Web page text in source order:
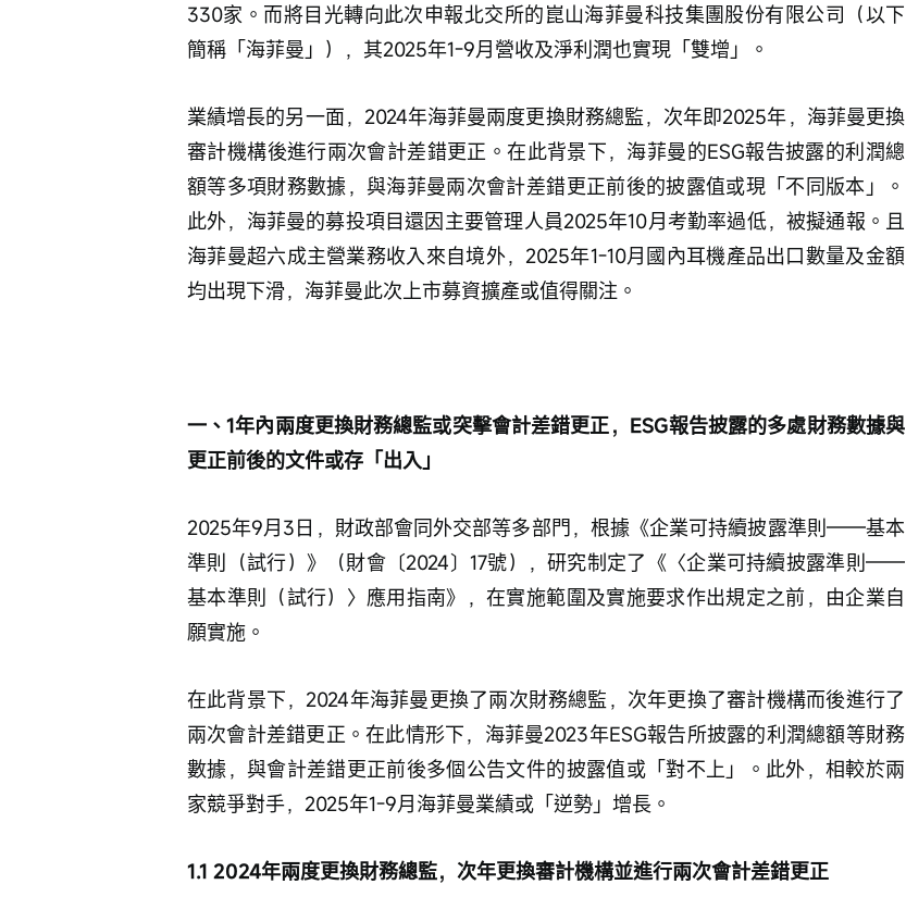
330家。而將目光轉向此次申報北交所的崑山海菲曼科技集團股份有限公司（以下
簡稱「海菲曼」），其2025年1-9月營收及淨利潤也實現「雙增」。
業績增長的另一面，2024年海菲曼兩度更換財務總監，次年即2025年，海菲曼更換
審計機構後進行兩次會計差錯更正。在此背景下，海菲曼的ESG報告披露的利潤總
額等多項財務數據，與海菲曼兩次會計差錯更正前後的披露值或現「不同版本」。
此外，海菲曼的募投項目還因主要管理人員2025年10月考勤率過低，被擬通報。且
海菲曼超六成主營業務收入來自境外，2025年1-10月國內耳機產品出口數量及金額
均出現下滑，海菲曼此次上市募資擴產或值得關注。
一、1年內兩度更換財務總監或突擊會計差錯更正，ESG報告披露的多處財務數據與
更正前後的文件或存「出入」
2025年9月3日，財政部會同外交部等多部門，根據《企業可持續披露準則——基本
準則（試行）》（財會〔2024〕17號），研究制定了《〈企業可持續披露準則——
基本準則（試行）〉應用指南》，在實施範圍及實施要求作出規定之前，由企業自
願實施。
在此背景下，2024年海菲曼更換了兩次財務總監，次年更換了審計機構而後進行了
兩次會計差錯更正。在此情形下，海菲曼2023年ESG報告所披露的利潤總額等財務
數據，與會計差錯更正前後多個公告文件的披露值或「對不上」。此外，相較於兩
家競爭對手，2025年1-9月海菲曼業績或「逆勢」增長。
1.1 2024年兩度更換財務總監，次年更換審計機構並進行兩次會計差錯更正